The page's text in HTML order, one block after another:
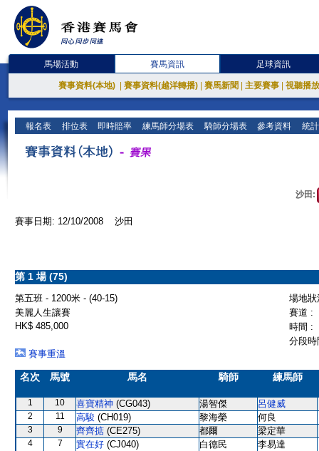
馬場活動 賽馬資訊 足球資訊
賽事資料(本地) 賽事資料(越洋轉播) 賽馬新聞 主要賽事 視聽播
報名表 排位表 即時賠率 練馬師分場表 騎師分場表 參考資料 統
沙田:
賽事日期: 12/10/2008 沙田
第 1 場 (75)
第五班 - 1200米 - (40-15)
場地
美麗人生讓賽
賽道 :
HK$ 485,000
時間 :
分段
賽事重溫
名次 馬號 馬名 騎師 練馬師
1 10 喜寶精神 (CG043) 湯智傑 呂健威
2 11 高駿 (CH019) 黎海榮 何良
3 9 齊齊掂 (CE275) 都爾 梁定華
4 7 實在好 (CJ040) 白德民 李易達